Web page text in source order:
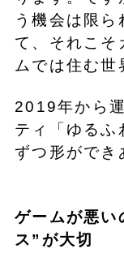
う機会は限ら
て、それこそ
ムでは住む世
2019年から
ティ「ゆるふ
ずつ形ができ
ゲームが悪い
ス”が大切